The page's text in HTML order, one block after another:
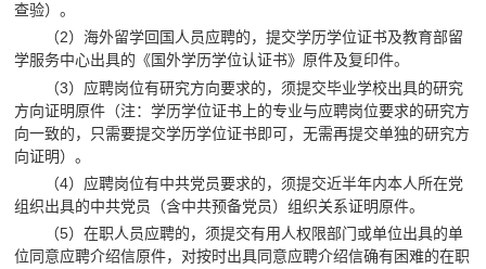
查验）。
（2）海外留学回国人员应聘的，提交学历学位证书及教育部留
学服务中心出具的《国外学历学位认证书》原件及复印件。
（3）应聘岗位有研究方向要求的，须提交毕业学校出具的研究
方向证明原件（注：学历学位证书上的专业与应聘岗位要求的研究方
向一致的，只需要提交学历学位证书即可，无需再提交单独的研究方
向证明）。
（4）应聘岗位有中共党员要求的，须提交近半年内本人所在党
组织出具的中共党员（含中共预备党员）组织关系证明原件。
（5）在职人员应聘的，须提交有用人权限部门或单位出具的单
位同意应聘介绍信原件，对按时出具同意应聘介绍信确有困难的在职